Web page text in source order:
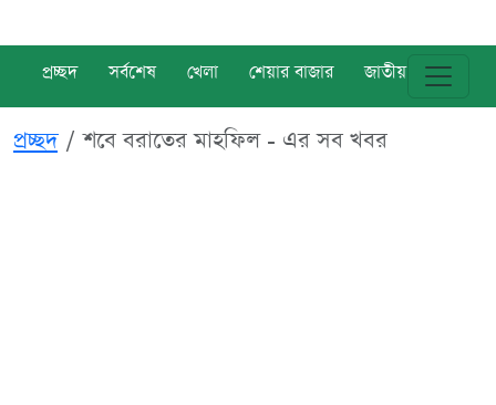
প্রচ্ছদ সর্বশেষ খেলা শেয়ার বাজার জাতীয় বিশ্ব
প্রচ্ছদ শবে বরাতের মাহফিল - এর সব খবর